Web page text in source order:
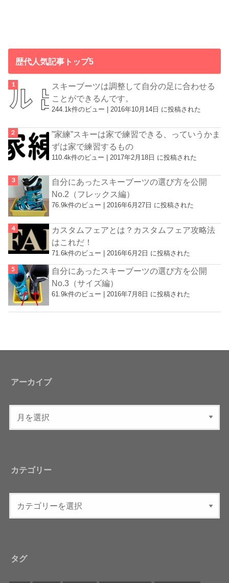
歴代人気記事トップ5
スキーブーツは調整して自分の足に合わせる
ことができるんです。
244.1k件のビュー |2016年10月14日 に投稿された
”家練”スキーは家で練習できる、っていうかま
ずは家で練習するもの
110.4k件のビュー 2017年2月18日 に投稿された
自分にあったスキーブーツの選び方を公開
No.2（フレックス編）
76.9k件のビュー |2016年6月27日 に投稿された
カスタムフェアとは？カスタムフェア攻略法
はこれだ！
71.6k件のビュー | 2016年6月2日 に投稿された
自分にあったスキーブーツの選び方を公開
No.3（サイズ編）
61.9k件のビュー 2016年7月8日 に投稿された
アーカイブ
カテゴリー
タグ